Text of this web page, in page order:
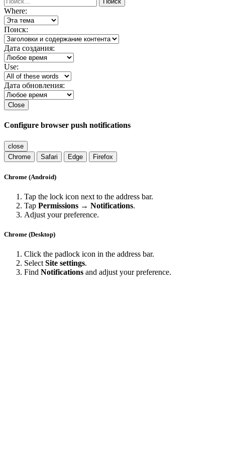
Where:
Поиск:
Дата создания:
Use:
Дата обновления:
Close
Configure browser push notifications
close
Chrome
Safari Edge Firefox
Chrome (Android)
Tap the lock icon next to the address bar.
Tap Permissions → Notifications.
Adjust your preference.
Chrome (Desktop)
Click the padlock icon in the address bar.
Select Site settings.
Find Notifications and adjust your preference.